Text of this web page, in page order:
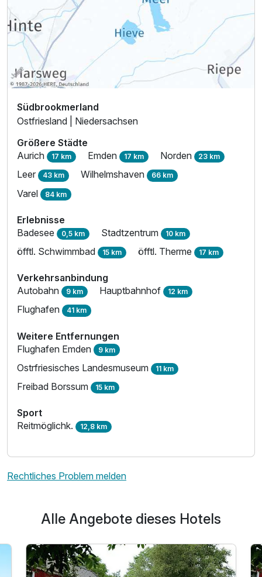
Südbrookmerland
Ostfriesland | Niedersachsen
Größere Städte
Aurich 17 km Emden 17 km Norden 23 km
Leer 43 km Wilhelmshaven 66 km
Varel 84 km
Erlebnisse
Badesee 0,5 km Stadtzentrum 10 km
öfftl. Schwimmbad 15 km öfftl. Therme 17 km
Verkehrsanbindung
Autobahn 9 km Hauptbahnhof 12 km
Flughafen 41 km
Weitere Entfernungen
Flughafen Emden 9 km
Ostrfriesisches Landesmuseum 11 km
Freibad Borssum 15 km
Sport
Reitmöglichk. 12,8 km
Rechtliches Problem melden
Alle Angebote dieses Hotels